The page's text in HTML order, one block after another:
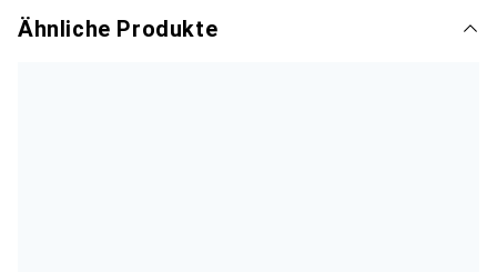
Ähnliche Produkte